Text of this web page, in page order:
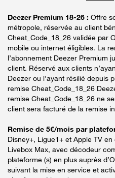
Deezer Premium 18-26 : Offre
métropole, réservée au client
Cheat_Code_18_26 validée par
mobile ou internet éligibles. La
l’abonnement Deezer Premium
client. Réservé aux clients
Deezer ou l’ayant résilié depuis
remise Cheat_Code_18_26
remise Cheat_Code_18_26 ne
client sera facturé de la remise
Remise de 5€/mois par
Disney+, Ligue1+ et Apple TV
Livebox Max, avec décodeur
plateforme (s) en plus auprès
suivant la mise en service et